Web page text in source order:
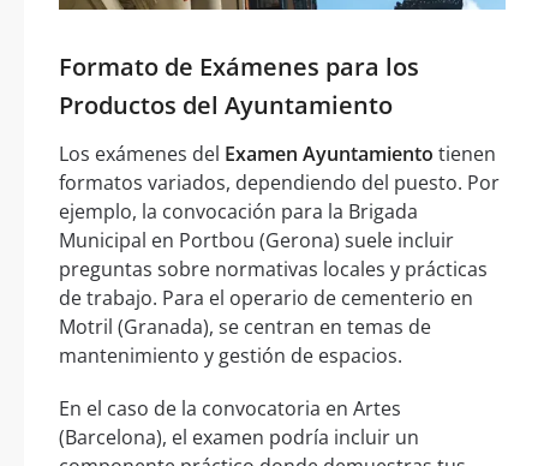
Formato de Exámenes para los
Productos del Ayuntamiento
Los exámenes del Examen Ayuntamiento tienen
formatos variados, dependiendo del puesto. Por
ejemplo, la convocación para la Brigada
Municipal en Portbou (Gerona) suele incluir
preguntas sobre normativas locales y prácticas
de trabajo. Para el operario de cementerio en
Motril (Granada), se centran en temas de
mantenimiento y gestión de espacios.
En el caso de la convocatoria en Artes
(Barcelona), el examen podría incluir un